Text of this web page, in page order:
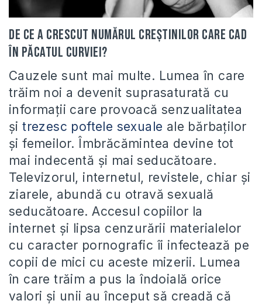
De ce a crescut numărul creștinilor care cad
în păcatul curviei?
Cauzele sunt mai multe. Lumea în care
trăim noi a devenit suprasaturată cu
informații care provoacă senzualitatea
și trezesc poftele sexuale ale bărbaților
și femeilor. Îmbrăcămintea devine tot
mai indecentă și mai seducătoare.
Televizorul, internetul, revistele, chiar și
ziarele, abundă cu otravă sexuală
seducătoare. Accesul copiilor la
internet și lipsa cenzurării materialelor
cu caracter pornografic îi infectează pe
copii de mici cu aceste mizerii. Lumea
în care trăim a pus la îndoială orice
valori și unii au început să creadă că